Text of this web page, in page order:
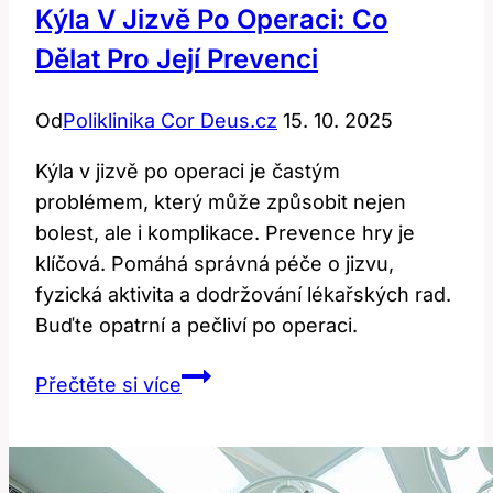
Kýla V Jizvě Po Operaci: Co
Dělat Pro Její Prevenci
OdPoliklinika Cor Deus.cz 15. 10. 2025
Kýla v jizvě po operaci je častým
problémem, který může způsobit nejen
bolest, ale i komplikace. Prevence hry je
klíčová. Pomáhá správná péče o jizvu,
fyzická aktivita a dodržování lékařských rad.
Buďte opatrní a pečliví po operaci.
Přečtěte si víceKýla